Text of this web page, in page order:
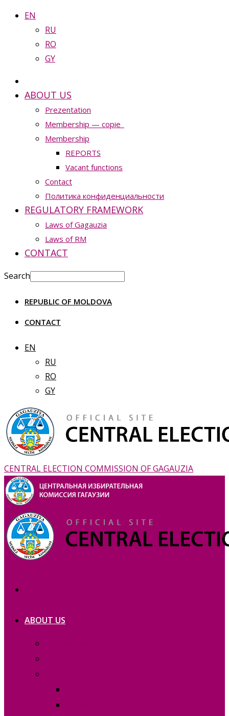
EN
RU
RO
GY
ABOUT US
Prezentation
Membership — copie_
Membership
REPORTS
Vacant functions
Contact
Политика конфиденциальности
REGULATORY FRAMEWORK
Laws of Gagauzia
Laws of RM
CONTACT
Search
REPUBLIC OF MOLDOVA
CONTACT
EN
RU
RO
GY
CENTRAL ELECTION COMMISSION OF GAGAUZIA
ABOUT US